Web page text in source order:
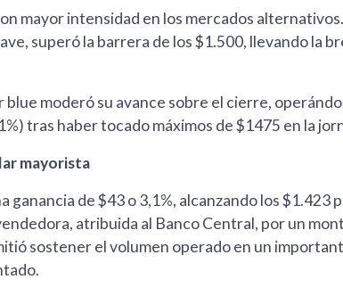
mayor intensidad en los mercados
superó la barrera de los $1.500, llevando la
blue moderó su avance sobre el cierre,
tras haber tocado máximos de $1475 en la
mayorista
ganancia de $43 o 3,1%, alcanzando los $1.423
atribuida al Banco Central, por un
sostener el volumen operado en un